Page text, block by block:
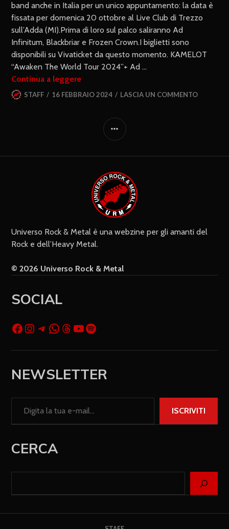
band anche in Italia per un unico appuntamento: la data è
fissata per domenica 20 ottobre al Live Club di Trezzo
sull’Adda (MI).Prima di loro sul palco saliranno Ad
Infinitum, Blackbriar e Frozen Crown.I biglietti sono
disponibili su Vivaticket da questo momento. KAMELOT
“Awaken The World Tour 2024”+ Ad …
Continua a leggere
STAFF 16 FEBBRAIO 2024 LASCIA UN COMMENTO
Universo Rock & Metal è una webzine per gli amanti del
Rock e dell’Heavy Metal.
© 2026 Universo Rock & Metal
SOCIAL
NEWSLETTER
ISCRIVITI
CERCA